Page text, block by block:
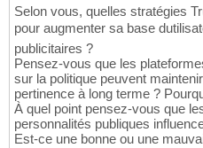
Selon vous, quelles stratégies
pour augmenter sa base
publicitaires ?
Pensez-vous que les
sur la politique peuvent
pertinence à long terme ?
À quel point pensez-vous que
personnalités publiques
Est-ce une bonne ou une